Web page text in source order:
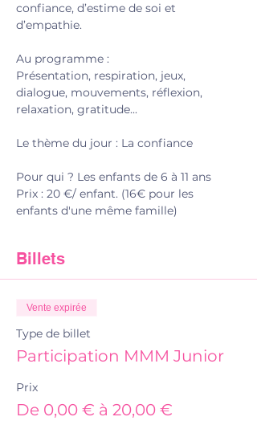
confiance, d’estime de soi et
d’empathie.
Au programme :
Présentation, respiration, jeux,
dialogue, mouvements, réflexion,
relaxation, gratitude...
Le thème du jour : La confiance
Pour qui ? Les enfants de 6 à 11 ans
Prix : 20 €/ enfant. (16€ pour les
enfants d'une même famille)
Billets
Vente expirée
Type de billet
Participation MMM Junior
Prix
De 0,00 € à 20,00 €